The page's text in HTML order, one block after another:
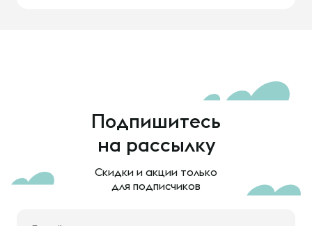
Подпишитесь
на рассылку
Скидки и акции только
для подписчиков